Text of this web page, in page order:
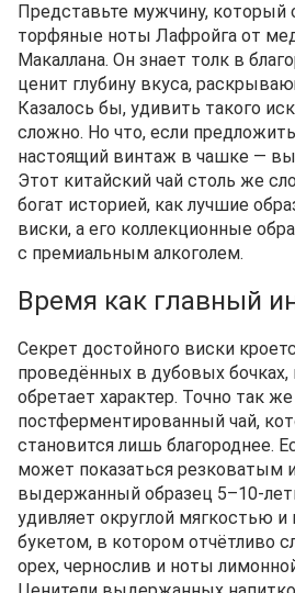
Представьте мужчину, который
торфяные ноты Лафройга от
Макаллана. Он знает толк в
ценит глубину вкуса,
Казалось бы, удивить такого
сложно. Но что, если
настоящий винтаж в чашке —
Этот китайский чай столь же
богат историей, как лучшие
виски, а его коллекционные
с премиальным алкоголем.
Время как главный
Секрет достойного виски
проведённых в дубовых бочках,
обретает характер. Точно так
постферментированный чай,
становится лишь благороднее.
может показаться резковатым
выдержанный образец
удивляет округлой мягкостью
букетом, в котором отчётливо
орех, чернослив и ноты